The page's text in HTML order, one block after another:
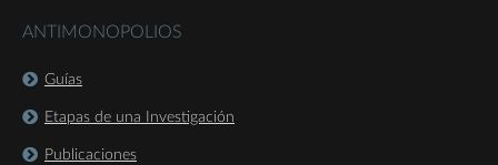
ANTIMONOPOLIOS
Guías
Etapas de una Investigación
Publicaciones